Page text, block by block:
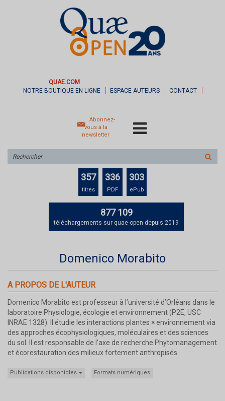
QUAE.COM
NOTRE BOUTIQUE EN LIGNE
ESPACE AUTEURS CONTACT
Abonnez-
vous à la
newsletter
sur
le
357
titres
336
PDF
303
ePub
877 109
téléchargements sur quae-open depuis 2019
Domenico Morabito
A PROPOS DE L'AUTEUR
Domenico Morabito est professeur à l’université d’Orléans dans le
laboratoire Physiologie, écologie et environnement (P2E, USC
INRAE 1328). Il étudie les interactions plantes × environnement via
des approches écophysiologiques, moléculaires et des sciences
du sol. Il est responsable de l’axe de recherche Phytomanagement
et écorestauration des milieux fortement anthropisés.
Publications disponibles Formats numériques